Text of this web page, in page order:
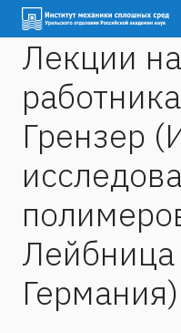
Лекции
Грензер